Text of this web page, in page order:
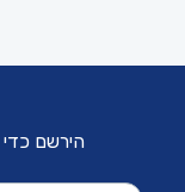
הירשם